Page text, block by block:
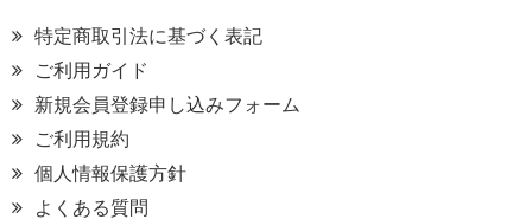
特定商取引法に基づく表記
ご利用ガイド
新規会員登録申し込みフォーム
ご利用規約
個人情報保護方針
よくある質問